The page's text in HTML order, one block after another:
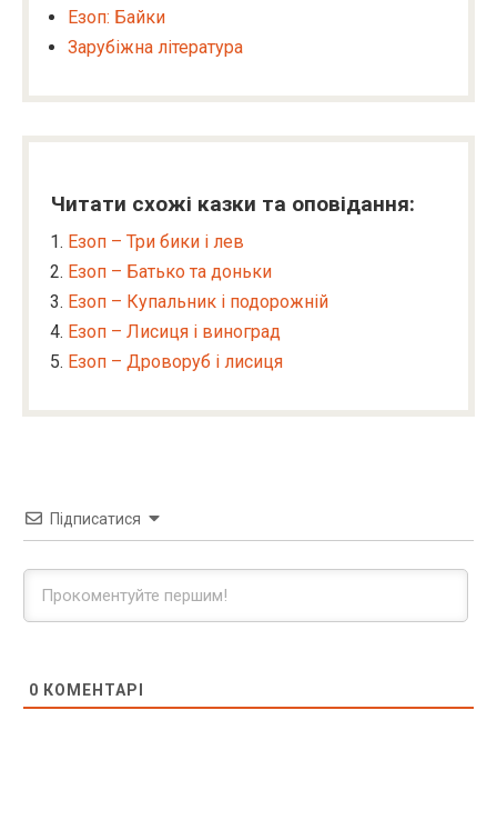
Езоп: Байки
Зарубіжна література
Читати схожі казки та оповідання:
Езоп – Три бики і лев
Езоп – Батько та доньки
Езоп – Купальник і подорожній
Езоп – Лисиця і виноград
Езоп – Дроворуб і лисиця
Підписатися
0 КОМЕНТАРІ